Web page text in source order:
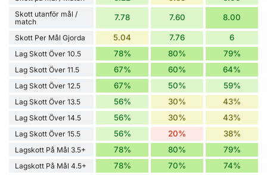
Skott utanför mål /
match
7.78 7.60 8.00
Skott Per Mål Gjorda 5.04 7.76 6
Lag Skott Över 10.5 78% 80% 79%
Lag Skott Över 11.5 67% 60% 64%
Lag Skott Över 12.5 67% 50% 59%
Lag Skott Över 13.5 56% 30% 43%
Lag Skott Över 14.5 56% 30% 43%
Lag Skott Över 15.5 56% 20% 38%
Lagskott På Mål 3.5+ 78% 80% 79%
Lagskott På Mål 4.5+ 78% 70% 74%